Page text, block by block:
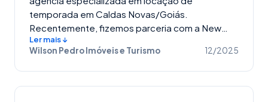
Acredito que nossa equipe vai aumentar
significativamente a produtividade com a New
Byte.
temporada em Caldas Novas/Goiás.
Recentemente, fizemos parceria com a New
Byte e o resultado foi incrível! Com respostas
ágeis e suporte eficiente, conseguimos
alavancar nossas vendas e oferecer ainda mais
Ler mais ↓
Wilson Pedro Imóveis e Turismo 12/2025